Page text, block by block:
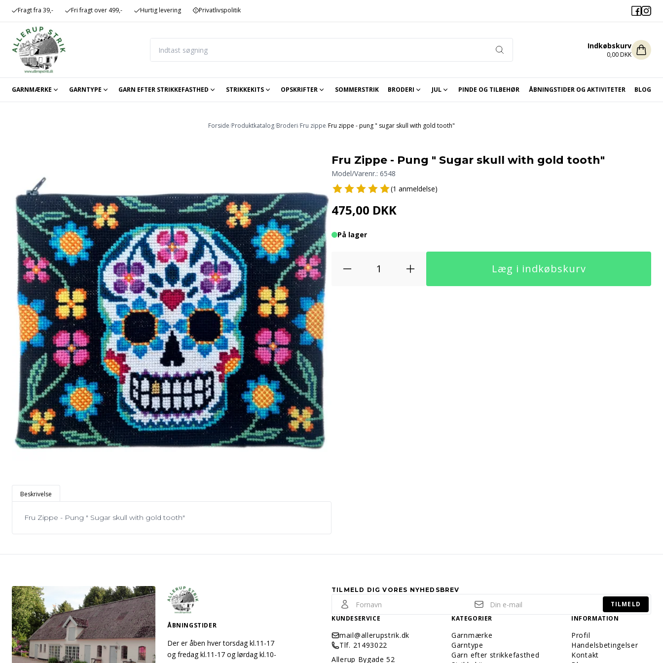
Fragt fra 39,- Fri fragt over 499,- Hurtig levering Privatlivspolitik
Indkøbskurv
0,00 DKK
GARNMÆRKE GARNTYPE GARN EFTER STRIKKEFASTHED STRIKKEKITS OPSKRIFTER SOMMERSTRIK BRODERI JUL PINDE OG TILBEHØR ÅBNINGSTIDER OG AKTIVITETER BLOG
Forside/Produktkatalog/Broderi/Fru zippe/Fru zippe - pung " sugar skull with gold tooth"
Beskrivelse
Fru Zippe - Pung " Sugar skull with gold tooth"
Fru Zippe - Pung " Sugar skull with gold tooth"
Model/Varenr.: 6548
(1 anmeldelse)
475,00 DKK
På lager
Læg i indkøbskurv
ÅBNINGSTIDER
Der er åben hver torsdag kl.11-17
og fredag kl.11-17 og lørdag kl.10-
TILMELD DIG VORES NYHEDSBREV
TILMELD
KUNDESERVICE
mail@allerupstrik.dk
Tlf. 21493022
Allerup Bygade 52
KATEGORIER
Garnmærke
Garntype
Garn efter strikkefasthed
INFORMATION
Profil
Handelsbetingelser
Kontakt